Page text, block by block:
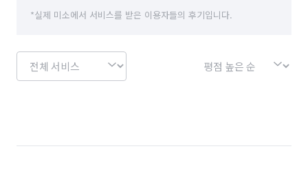
*실제 미소에서 서비스를 받은 이용자들의 후기입니다.